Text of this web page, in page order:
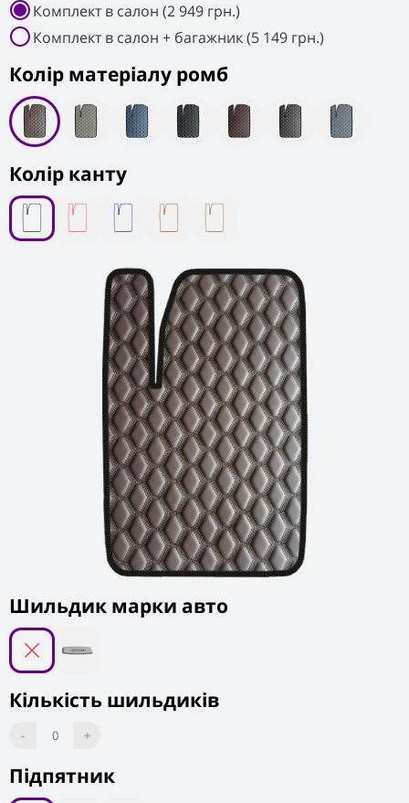
Колiр матеріалу ромб
Колір канту
Підпятник
Шильдик марки авто
Кількість шильдиків
- 0 +
Комплект в салон (2 949 грн.)
Комплект в салон + багажник (5 149 грн.)